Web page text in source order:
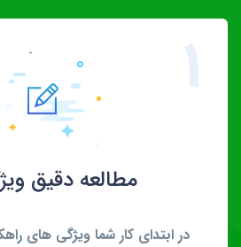
مطالعه دقیق
در ابتدای کار شما ویژگی های